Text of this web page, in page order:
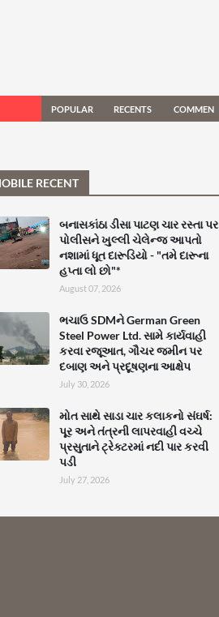
POPULAR RECENTS COMMEN
RECENT
બનાસકાંઠા ડીસા પાટણ ચાર રસ્તા પર
પોલીસને ખુલ્લી ચેલેન્જ આપતો
નશામાં ધૂત દારૂડિયો - "તમે દારૂના
હપ્તા લો છો"*
August 07, 2026
ભચાઉ SDMને German Green
Steel Power Ltd. સામે કાર્યવાહી
કરવા રજૂઆત, ગૌચર જમીન પર
દબાણ અને પ્રદૂષણના આક્ષેપ
July 30, 2026
મોત સાથે સાડા ચાર કલાકનો સંઘર્ષ:
પૂર અને તંત્રની લાપરવાહી વચ્ચે
પ્રસુતાને ટ્રેક્ટરમાં નદી પાર કરવી
પડી
July 27, 2026